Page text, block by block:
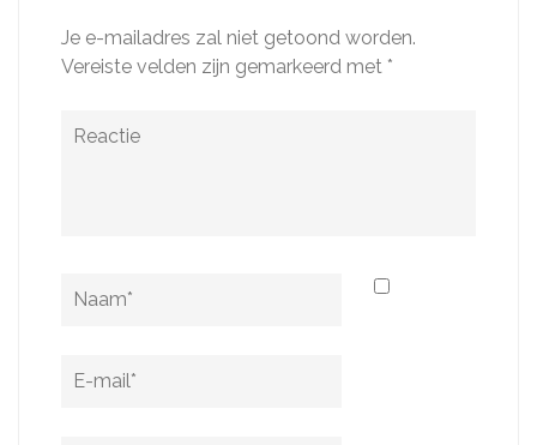
Je e-mailadres zal niet getoond worden.
Vereiste velden zijn gemarkeerd met *
Reactie
Naam
E-